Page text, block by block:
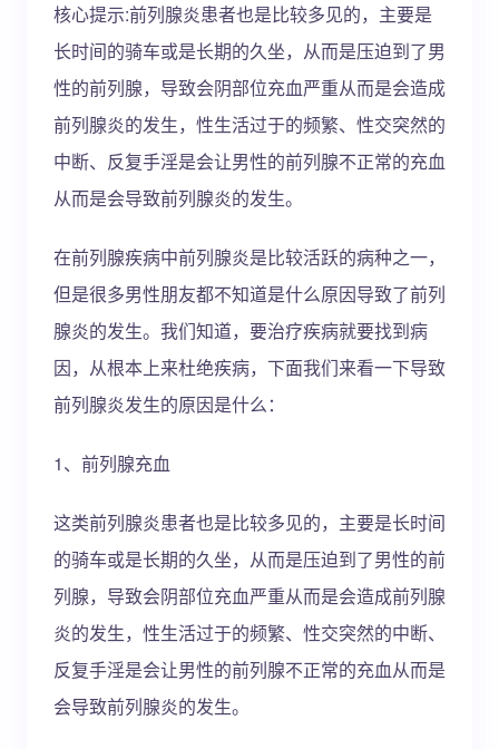
核心提示:前列腺炎患者也是比较多见的，主要是
长时间的骑车或是长期的久坐，从而是压迫到了男
性的前列腺，导致会阴部位充血严重从而是会造成
前列腺炎的发生，性生活过于的频繁、性交突然的
中断、反复手淫是会让男性的前列腺不正常的充血
从而是会导致前列腺炎的发生。
在前列腺疾病中前列腺炎是比较活跃的病种之一，
但是很多男性朋友都不知道是什么原因导致了前列
腺炎的发生。我们知道，要治疗疾病就要找到病
因，从根本上来杜绝疾病，下面我们来看一下导致
前列腺炎发生的原因是什么：
1、前列腺充血
这类前列腺炎患者也是比较多见的，主要是长时间
的骑车或是长期的久坐，从而是压迫到了男性的前
列腺，导致会阴部位充血严重从而是会造成前列腺
炎的发生，性生活过于的频繁、性交突然的中断、
反复手淫是会让男性的前列腺不正常的充血从而是
会导致前列腺炎的发生。